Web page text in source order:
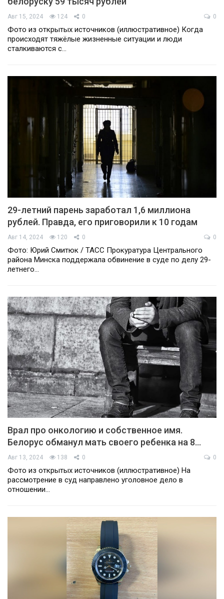
Авг 15, 2024 124 0 0
Фото из открытых источников (иллюстративное) Когда
происходят тяжёлые жизненные ситуации и люди
сталкиваются с…
29-летний парень заработал 1,6 миллиона
рублей. Правда, его приговорили к 10 годам
Авг 14, 2024 120 0 0
Фото: Юрий Смитюк / ТАСС Прокуратура Центрального
района Минска поддержала обвинение в суде по делу 29-
летнего…
Врал про онкологию и собственное имя.
Белорус обманул мать своего ребенка на 8…
Авг 13, 2024 138 0 0
Фото из открытых источников (иллюстративное) На
рассмотрение в суд направлено уголовное дело в
отношении…